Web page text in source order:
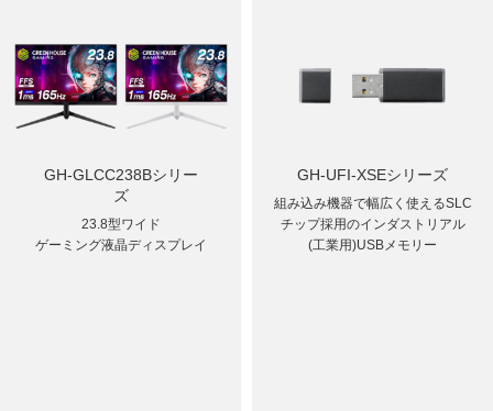
GH-GLCC238Bシリー
ズ
23.8型ワイド
ゲーミング液晶ディスプレイ
GH-UFI-XSEシリーズ
組み込み機器で幅広く使えるSLC
チップ採用のインダストリアル
(工業用)USBメモリー